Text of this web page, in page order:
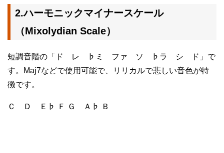
2.ハーモニックマイナースケール
（Mixolydian Scale）
短調音階の「ド レ ♭ミ ファ ソ ♭ラ シ ド」で
す。Maj7などで使用可能で、リリカルで悲しい音色が特
徴です。
Ｃ Ｄ Ｅ♭ Ｆ Ｇ Ａ♭ Ｂ